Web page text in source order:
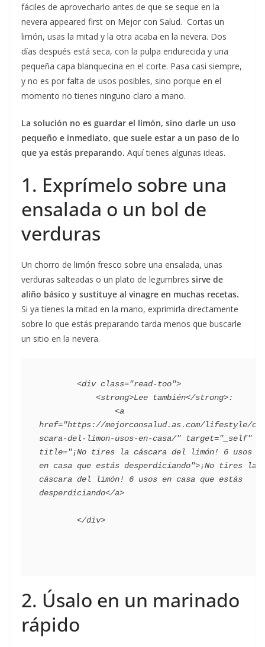
fáciles de aprovecharlo antes de que se seque en la
nevera appeared first on Mejor con Salud. Cortas un
limón, usas la mitad y la otra acaba en la nevera. Dos
días después está seca, con la pulpa endurecida y una
pequeña capa blanquecina en el corte. Pasa casi siempre,
y no es por falta de usos posibles, sino porque en el
momento no tienes ninguno claro a mano.
La solución no es guardar el limón, sino darle un uso
pequeño e inmediato, que suele estar a un paso de lo
que ya estás preparando. Aquí tienes algunas ideas.
1. Exprímelo sobre una
ensalada o un bol de
verduras
Un chorro de limón fresco sobre una ensalada, unas
verduras salteadas o un plato de legumbres sirve de
aliño básico y sustituye al vinagre en muchas recetas.
Si ya tienes la mitad en la mano, exprimirla directamente
sobre lo que estás preparando tarda menos que buscarle
un sitio en la nevera.
href="https://mejorconsalud.as.com/lifestyle/ca
scara-del-limon-usos-en-casa/" target="_self"
title="¡No tires la cáscara del limón! 6 usos
en casa que estás desperdiciando">¡No tires la
cáscara del limón! 6 usos en casa que estás
desperdiciando</a>
2. Úsalo en un marinado
rápido